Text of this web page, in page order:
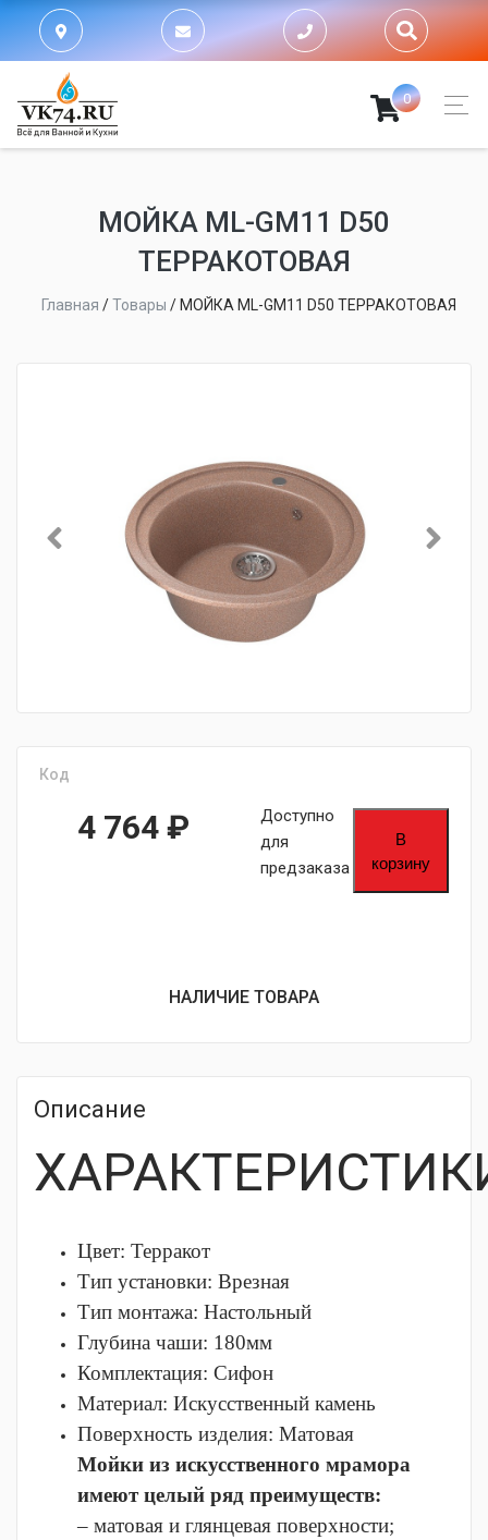
0
МОЙКA ML-GM11 D50
ТЕРРАКОТОВАЯ
Главная /Товары / МОЙКA ML-GM11 D50 ТЕРРАКОТОВАЯ
Код
4 764 ₽
Доступно
для
предзаказа
В
корзину
НАЛИЧИЕ ТОВАРА
Описание
Цвет: Терракот
Тип установки: Врезная
Тип монтажа: Настольный
Глубина чаши: 180мм
Комплектация: Сифон
Материал: Искусственный камень
Поверхность изделия: Матовая
Мойки из искусственного мрамора
имеют целый ряд преимуществ:
– матовая и глянцевая поверхности;